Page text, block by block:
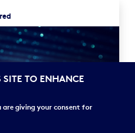
TO ENHANCE
are giving your consent for